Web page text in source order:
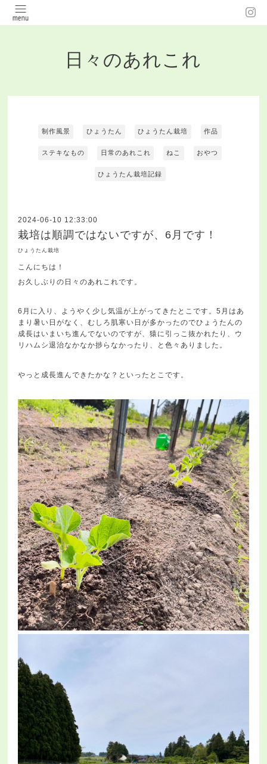
日々のあれこれ
制作風景 ひょうたん ひょうたん栽培 作品
ステキなもの 日常のあれこれ ねこ おやつ
ひょうたん栽培記録
2024-06-10 12:33:00
栽培は順調ではないですが、6月です！
ひょうたん栽培
こんにちは！
お久しぶりの日々のあれこれです。
6月に入り、ようやく少し気温が上がってきたとこです。5月はあ
まり暑い日がなく、むしろ肌寒い日が多かったのでひょうたんの
成長はいまいち進んでないのですが、猿に引っこ抜かれたり、ウ
リハムシ退治なかなか捗らなかったり、と色々ありました。
やっと成長進んできたかな？といったとこです。